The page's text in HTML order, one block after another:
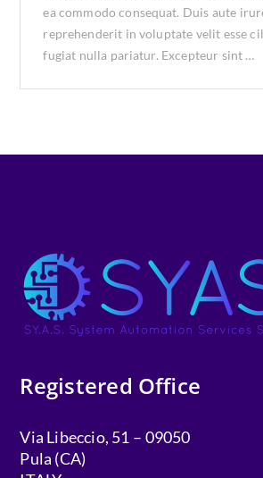
ea commodo consequat. Duis aute
reprehenderit in voluptate velit esse
fugiat nulla pariatur. Excepteur sint …
Registered Office
Via Libeccio, 51 – 09050
Pula (CA)